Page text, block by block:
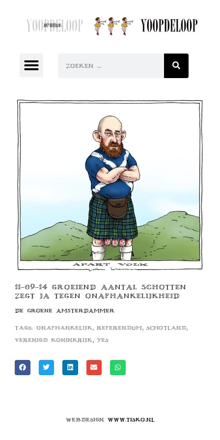
11-09-14 GROEIEND AANTAL SCHOTTEN
ZEGT JA TEGEN ONAFHANKELIJKHEID
DE GROENE AMSTERDAMMER
Tags: onafhankelijk, referendum, schotland,
verenigd koninkrijk, yes
Webdesign www.tisko.nl